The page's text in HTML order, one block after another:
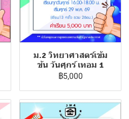
ม.2 วิทยาศาสตร์เข้ม
ข้น วันศุกร์ เทอม 1
฿5,000